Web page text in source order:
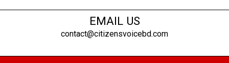
EMAIL US
contact@citizensvoicebd.com